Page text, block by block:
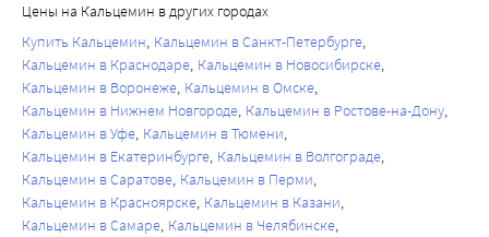
Железо, цинк, магний
Препараты кальция могут уменьшить всасывание из
пищи железа, цинка и магния. Однако у людей с
нормальной обеспеченностью этими минералами это не
имеет клинического значения в долгосрочной
перспективе. Пациенты с риском дефицита железа,
цинка или магния должны принимать препараты
кальция перед сном, а не во время еды, чтобы избежать
замедления всасывания микроэлементов.
Цены на Кальцемин в других городах
Купить Кальцемин Кальцемин в Санкт-Петербурге
Кальцемин в Краснодаре Кальцемин в Новосибирске
Кальцемин в Воронеже Кальцемин в Омске
Кальцемин в Нижнем Новгороде Кальцемин в Ростове-на-Дону
Кальцемин в Уфе Кальцемин в Тюмени
Кальцемин в Екатеринбурге Кальцемин в Волгограде
Кальцемин в Саратове Кальцемин в Перми
Кальцемин в Красноярске Кальцемин в Казани
Кальцемин в Самаре Кальцемин в Челябинске